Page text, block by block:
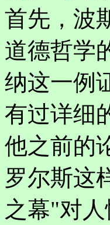
首先，波
道德哲学
纳这一例
有过详细
他之前的
罗尔斯这
之幕"对